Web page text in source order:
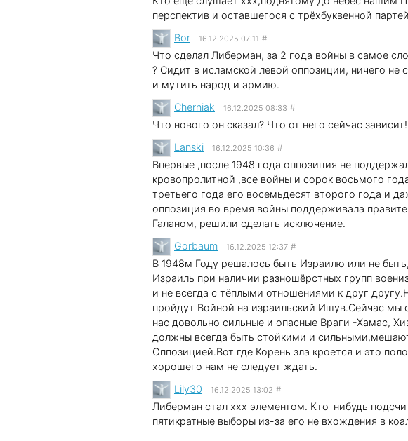
перспектив и оставшегося с трёхбуквенной
Bor 16.12.2025 07:11 #
Что сделал Либерман, за 2 года войны в самое
? Сидит в исламской левой оппозиции, ничего не
и мутить народ и армию.
Cherniak 16.12.2025 08:33 #
Что нового он сказал? Что от него сейчас зависит!
Lanski 16.12.2025 10:36 #
Впервые ,после 1948 года оппозиция не
кровопролитной ,все войны и сорок восьмого
третьего года его восемьдесят второго года и
оппозиция во время войны поддерживала
Галаном, решили сделать исключение.
Gorbaum 16.12.2025 12:37 #
В 1948м Году решалось быть Израилю или не
Израиль при наличии разношёрстных групп
и не всегда с тёплыми отношениями к друг
пройдут Войной на израильский Ишув.Сейчас мы
нас довольно сильные и опасные Враги -Хамас,
должны всегда быть стойкими и
Оппозицией.Вот где Корень зла кроется и это
хорошего нам не следует ждать.
Lily30 16.12.2025 13:02 #
Либерман стал xxx элементом. Кто-нибудь
пятикратные выборы из-за его не вхождения в